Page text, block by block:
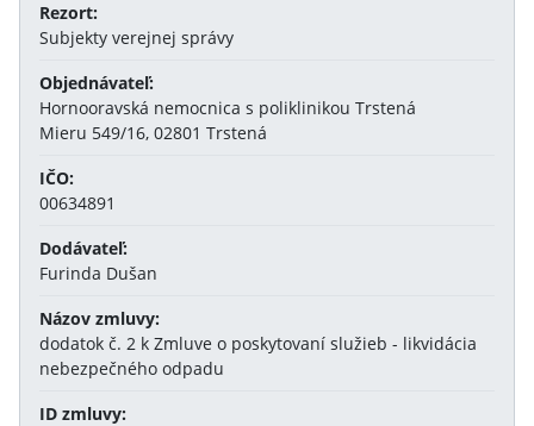
Rezort:
Subjekty verejnej správy
Objednávateľ:
Hornooravská nemocnica s poliklinikou Trstená
Mieru 549/16, 02801 Trstená
IČO:
00634891
Dodávateľ:
Furinda Dušan
Názov zmluvy:
dodatok č. 2 k Zmluve o poskytovaní služieb - likvidácia
nebezpečného odpadu
ID zmluvy: